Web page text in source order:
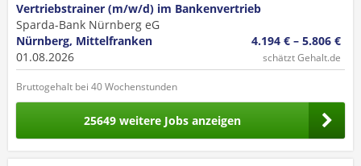
Vertriebstrainer (m/w/d) im Bankenvertrieb
Sparda-Bank Nürnberg eG
Nürnberg, Mittelfranken
01.08.2026
4.194 € – 5.806 €
schätzt Gehalt.de
Bruttogehalt bei 40 Wochenstunden
25649 weitere Jobs anzeigen